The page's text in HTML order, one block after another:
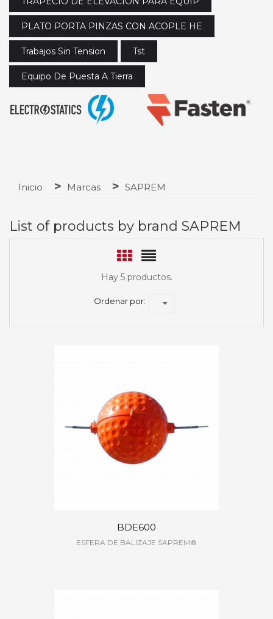
PLATO PORTA PINZAS CON ACOPLE HE
Trabajos Sin Tension Tst
Equipo De Puesta A Tierra
Inicio Marcas SAPREM
List of products by brand SAPREM
Hay 5 productos.
Ordenar por:
BDE600
ESFERA DE BALIZAJE SAPREM®